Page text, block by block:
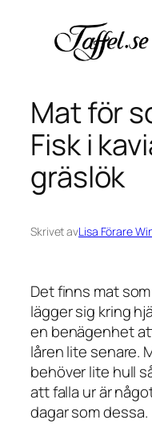
innehåll
Mat för
Fisk i
gräslök
Skrivet avLisa Förare
Det finns mat
lägger sig kring
en benägenhet
låren lite senare.
behöver lite hull
att falla ur är
dagar som dessa.